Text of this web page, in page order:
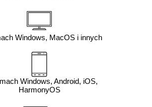
Windows, MacOS i innych
Windows, Android, iOS,
HarmonyOS